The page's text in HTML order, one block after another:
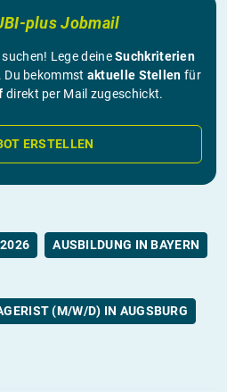
plus Jobmail
Lege deineSuchkriterien
bekommst aktuelle Stellen für
direkt per Mail zugeschickt.
ERSTELLEN
AUSBILDUNG IN BAYERN
(M/W/D) IN AUGSBURG